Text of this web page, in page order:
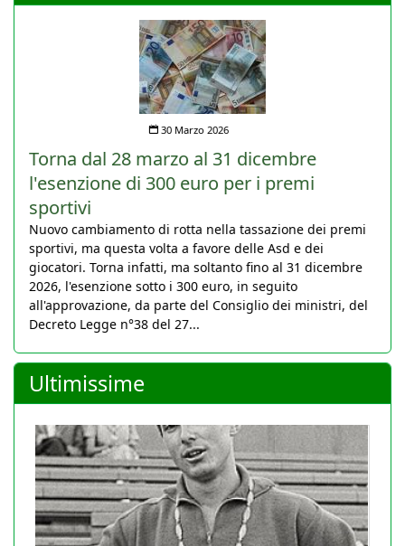
30 Marzo 2026
Torna dal 28 marzo al 31 dicembre
l'esenzione di 300 euro per i premi
sportivi
Nuovo cambiamento di rotta nella tassazione dei premi
sportivi, ma questa volta a favore delle Asd e dei
giocatori. Torna infatti, ma soltanto fino al 31 dicembre
2026, l'esenzione sotto i 300 euro, in seguito
all'approvazione, da parte del Consiglio dei ministri, del
Decreto Legge n°38 del 27...
Ultimissime